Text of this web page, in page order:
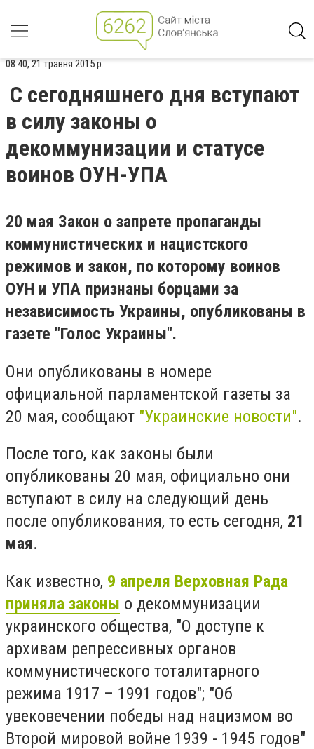
08:40, 21 травня 2015 р.
С сегодняшнего дня вступают
в силу законы о
декоммунизации и статусе
воинов ОУН-УПА
20 мая Закон о запрете пропаганды
коммунистических и нацистского
режимов и закон, по которому воинов
ОУН и УПА признаны борцами за
независимость Украины, опубликованы в
газете "Голос Украины".
Они опубликованы в номере
официальной парламентской газеты за
20 мая, сообщают "Украинские новости".
После того, как законы были
опубликованы 20 мая, официально они
вступают в силу на следующий день
после опубликования, то есть сегодня, 21
мая.
Как известно, 9 апреля Верховная Рада
приняла законы о декоммунизации
украинского общества, "О доступе к
архивам репрессивных органов
коммунистического тоталитарного
режима 1917 – 1991 годов"; "Об
увековечении победы над нацизмом во
Второй мировой войне 1939 - 1945 годов"